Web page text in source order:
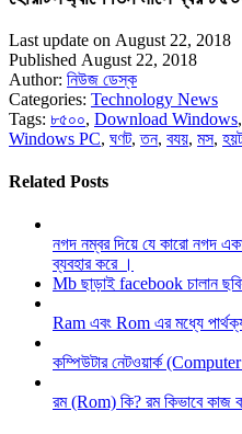
Last update on August 22, 2018
Published August 22, 2018
Author: নিউজ ডেস্ক
Categories: Technology News
Tags: ৮৫০০, Download Windows,
Windows PC, ঘণট,তন, বযয়, মস,
Related Posts
নগদ নম্বর দিয়ে যে কারো নগদ
ব্যবহার করে ।
Mb ছাড়াই facebook চালান
Ram এবং Rom এর মধ্যে
কম্পিউটার নেটওয়ার্ক
রম (Rom) কি? রম কিভাবে কাজ